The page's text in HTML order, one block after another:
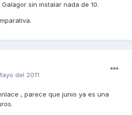
sin instalar nada de 10.
del 2011
, parece que junio ya es una